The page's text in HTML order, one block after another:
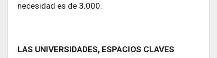
necesidad es de 3.000.
LAS UNIVERSIDADES, ESPACIOS CLAVES